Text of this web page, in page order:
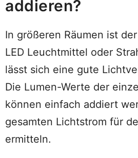
addieren?
In größeren Räumen ist
LED Leuchtmittel oder
lässt sich eine gute
Die Lumen-Werte der
können einfach addiert
gesamten Lichtstrom für
ermitteln.